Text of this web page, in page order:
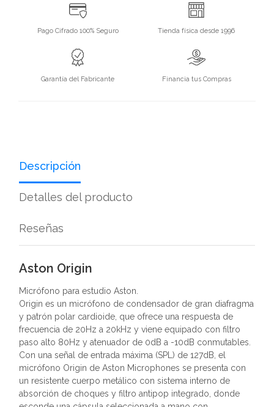
Pago Cifrado 100% Seguro Tienda física desde 1996
Garantía del Fabricante Financia tus Compras
Descripción
Detalles del producto
Reseñas
Aston Origin
Micrófono para estudio Aston.
Origin es un micrófono de condensador de gran diafragma
y patrón polar cardioide, que ofrece una respuesta de
frecuencia de 20Hz a 20kHz y viene equipado con filtro
paso alto 80Hz y atenuador de 0dB a -10dB conmutables.
Con una señal de entrada máxima (SPL) de 127dB, el
micrófono Origin de Aston Microphones se presenta con
un resistente cuerpo metálico con sistema interno de
absorción de choques y filtro antipop integrado, donde